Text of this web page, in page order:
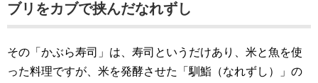
ブリをカブで挟んだなれずし
その「かぶら寿司」は、寿司というだけあり、米と魚を使
った料理ですが、米を発酵させた「馴鮨（なれずし）」の